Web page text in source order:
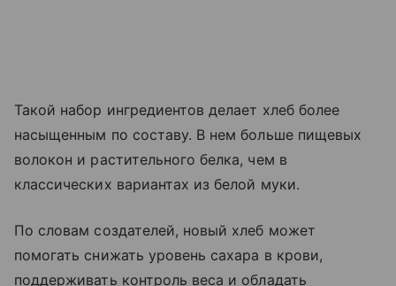
Такой набор ингредиентов делает хлеб более
насыщенным по составу. В нем больше пищевых
волокон и растительного белка, чем в
классических вариантах из белой муки.
По словам создателей, новый хлеб может
помогать снижать уровень сахара в крови,
поддерживать контроль веса и обладать